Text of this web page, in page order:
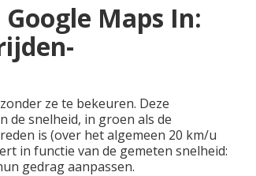
Maps In:
ze te bekeuren. Deze
de snelheid, in groen als de
is (over het algemeen 20 km/u
in functie van de gemeten snelheid:
gedrag aanpassen.